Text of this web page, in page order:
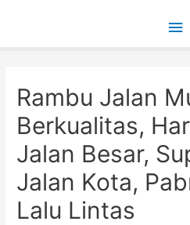
Rambu Jalan
Berkualitas,
Jalan Besar,
Jalan Kota,
Lalu Lintas